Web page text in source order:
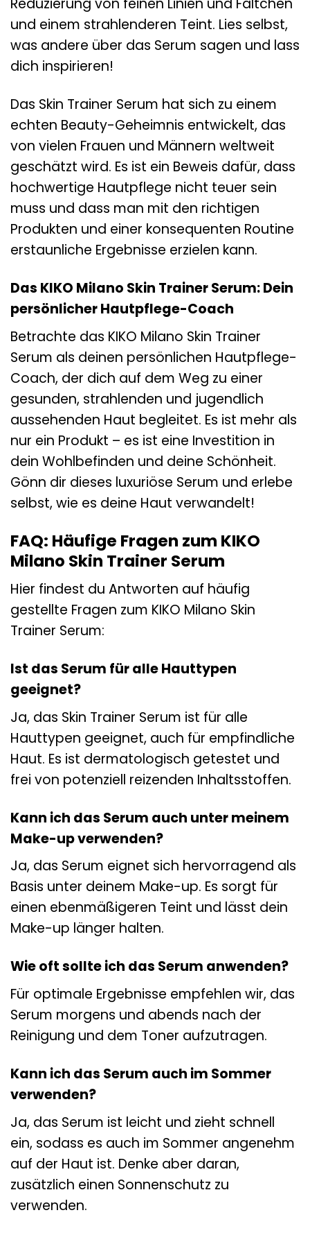
Reduzierung von feinen Linien und Fältchen
und einem strahlenderen Teint. Lies selbst,
was andere über das Serum sagen und lass
dich inspirieren!
Das Skin Trainer Serum hat sich zu einem
echten Beauty-Geheimnis entwickelt, das
von vielen Frauen und Männern weltweit
geschätzt wird. Es ist ein Beweis dafür, dass
hochwertige Hautpflege nicht teuer sein
muss und dass man mit den richtigen
Produkten und einer konsequenten Routine
erstaunliche Ergebnisse erzielen kann.
Das KIKO Milano Skin Trainer Serum: Dein
persönlicher Hautpflege-Coach
Betrachte das KIKO Milano Skin Trainer
Serum als deinen persönlichen Hautpflege-
Coach, der dich auf dem Weg zu einer
gesunden, strahlenden und jugendlich
aussehenden Haut begleitet. Es ist mehr als
nur ein Produkt – es ist eine Investition in
dein Wohlbefinden und deine Schönheit.
Gönn dir dieses luxuriöse Serum und erlebe
selbst, wie es deine Haut verwandelt!
FAQ: Häufige Fragen zum KIKO
Milano Skin Trainer Serum
Hier findest du Antworten auf häufig
gestellte Fragen zum KIKO Milano Skin
Trainer Serum:
Ist das Serum für alle Hauttypen
geeignet?
Ja, das Skin Trainer Serum ist für alle
Hauttypen geeignet, auch für empfindliche
Haut. Es ist dermatologisch getestet und
frei von potenziell reizenden Inhaltsstoffen.
Kann ich das Serum auch unter meinem
Make-up verwenden?
Ja, das Serum eignet sich hervorragend als
Basis unter deinem Make-up. Es sorgt für
einen ebenmäßigeren Teint und lässt dein
Make-up länger halten.
Wie oft sollte ich das Serum anwenden?
Für optimale Ergebnisse empfehlen wir, das
Serum morgens und abends nach der
Reinigung und dem Toner aufzutragen.
Kann ich das Serum auch im Sommer
verwenden?
Ja, das Serum ist leicht und zieht schnell
ein, sodass es auch im Sommer angenehm
auf der Haut ist. Denke aber daran,
zusätzlich einen Sonnenschutz zu
verwenden.